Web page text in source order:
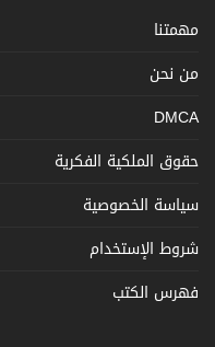
مهمتنا
من نحن
DMCA
حقوق الملكية الفكرية
سياسة الخصوصية
شروط الإستخدام
فهرس الكتب